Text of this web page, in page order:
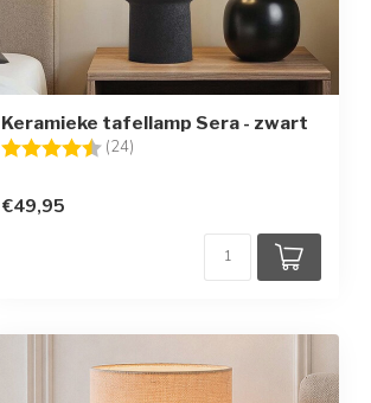
Keramieke tafellamp Sera - zwart
Beoordeling: (24)
€49,95